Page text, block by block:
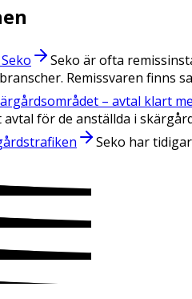
Seko är ofta
Remissvaren finns
– avtal klart
för de anställda i
Seko har